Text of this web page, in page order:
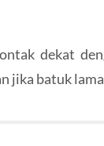
dekat
jika batuk